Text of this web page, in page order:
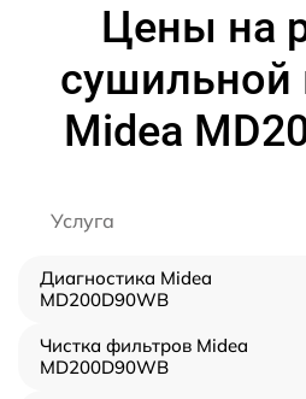
Цены на
Midea
Услуга
Диагностика Midea
MD200D90WB
Чистка фильтров Midea
MD200D90WB